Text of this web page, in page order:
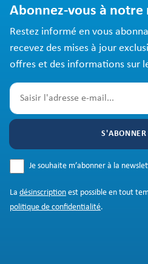
Abonnez-vous à
Restez informé en vous
recevez des mises à jour
offres et des informations sur
S'ABONNER
Je souhaite m’abonner à la
La désinscription est possible en tout
politique de confidentialité.